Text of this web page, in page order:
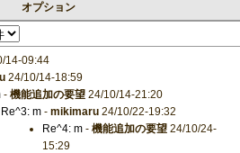
オプション
14-09:44
24/10/14-18:59
- 機能追加の要望24/10/14-21:20
Re^3: m -mikimaru 24/10/22-19:32
Re^4: m- 機能追加の要望24/10/24-
15:29